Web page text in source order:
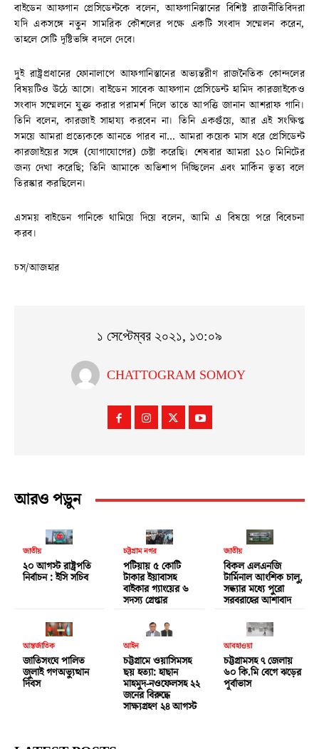
বাইডেন আফগান প্রেসিডেন্টকে বলেন, আফগানিস্তানের বিশিষ্ট রাজনীতিবিদরা
যদি একসঙ্গে নতুন সামরিক কৌশলের পক্ষে একটি সংবাদ সম্মেলন করেন,
তাহলে সেটি দৃষ্টিভঙ্গি বদলে দেবে।
দুই রাষ্ট্রপ্রধানের ফোনালাপে আফগানিস্তানের অভ্যন্তরীণ রাজনৈতিক কোন্দলের
বিষয়টিও উঠে আসে। বাইডেন সাবেক আফগান প্রেসিডেন্ট হামিদ কারজাইকেও
সংবাদ সম্মেলনে যুক্ত করার পরামর্শ দিলে তাতে আপত্তি জানান আশরাফ গানি।
তিনি বলেন, কারজাই সাহায্য করবেন না। তিনি একগুঁয়ে, আর এই সংক্ষিপ্ত
সময়ে আমরা প্রত্যেককে আনতে পারব না… আমরা কয়েক মাস ধরে প্রেসিডেন্ট
কারজাইয়ের সঙ্গে (যোগাযোগের) চেষ্টা করেছি। শেষবার আমরা ১১০ মিনিটের
জন্য দেখা করেছি; তিনি আমাকে অভিশাপ দিচ্ছিলেন এবং মার্কিন ভৃত্য বলে
তিরস্কার করছিলেন।
এসময় বাইডেন গানিকে থামিয়ে দিয়ে বলেন, আমি এ বিষয়ে পরে বিবেচনা
করব।
চস/আজহার
১ সেপ্টেম্বর ২০২১, ১৩:০৯
CHATTOGRAM SOMOY
আরও পড়ুন
জাতীয়
২০ আগস্ট রাষ্ট্রপতি
নির্বাচন : ইসি সচিব
চট্টগ্রাম নগর
পটিয়ায় ৫ কোটি
টাকার ইয়াবাসহ
বাইকার গ্যাংয়ের ৬
সদস্য গ্রেপ্তার
জাতীয়
বিকল এলএনজি
টার্মিনাল আংশিক চালু,
সন্ধ্যার মধ্যে পুরো
সরবরাহের আশাবাদ
আন্তর্জাতিক
জাতিসংঘে পালিত
জুলাই গণঅভ্যুত্থান
দিবস
আইন
চট্টগ্রামে ওয়াসিমসহ
ছয় হত্যা: হাছান
মাহমুদ-নওফেলসহ ২২
জনের বিরুদ্ধে
সাক্ষ্যগ্রহণ ২৪ আগস্ট
আবহাওয়া
চট্টগ্রামসহ ৭ জেলায়
৬০ কি.মি বেগে ঝড়ের
পূর্বাভাস